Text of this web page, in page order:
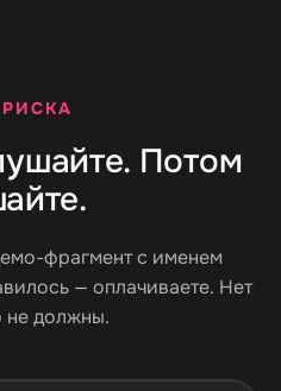
Потом
фрагмент с именем
— оплачиваете. Нет
не должны.